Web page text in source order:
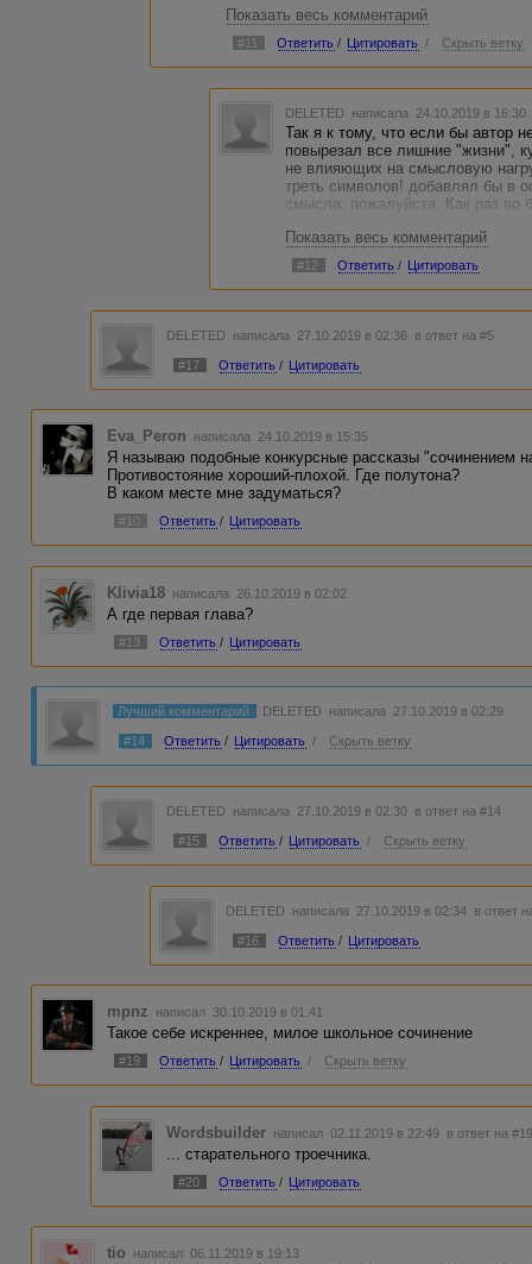
весь сюжет. но в них и событий было
мыслей, чувств, переживаний,
хочется и действий, для разнообразия.
Соглашусь, что рассказ наивен, он не
гениальный. так что давайте спокойнее
нравится- ок, ваше право. А мне
что кто-то из нас плохой или плохо
Показать весь комментарий
#11 Ответить / Цитировать / Скрыть ветку
DELETED написала 24.10.2019 в
Так я к тому, что если бы автор
повырезал все лишние "жизни",
не влияющих на смысловую
треть символов! добавлял бы в
смысла, пожалуйста. Как раз во
знаете что.
И кстати, я спокойна)
Показать весь комментарий
#12 Ответить / Цитировать
DELETED написала 27.10.2019 в 02:36 в ответ на #5
#17 Ответить / Цитировать
Eva_Peron написала 24.10.2019 в 15:35
Я называю подобные конкурсные рассказы "сочинением
Противостояние хороший-плохой. Где полутона?
В каком месте мне задуматься?
#10 Ответить / Цитировать
Klivia18 написала 26.10.2019 в 02:02
А где первая глава?
#13 Ответить / Цитировать
Лучший комментарий DELETED написала 27.10.2019 в 02:29
#14 Ответить / Цитировать / Скрыть ветку
DELETED написала 27.10.2019 в 02:30 в ответ на #14
#15 Ответить / Цитировать / Скрыть ветку
DELETED написала 27.10.2019 в 02:34 в ответ
#16 Ответить / Цитировать
mpnz написал 30.10.2019 в 01:41
Такое себе искреннее, милое школьное сочинение
#19 Ответить / Цитировать / Скрыть ветку
Wordsbuilder написал 02.11.2019 в 22:49 в ответ на
... старательного троечника.
#20 Ответить / Цитировать
tio написал 06.11.2019 в 19:13